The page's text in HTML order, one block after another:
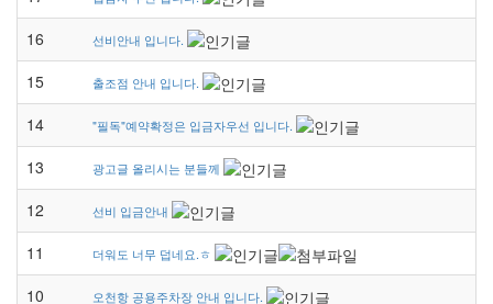
16 선비안내 입니다.
15 출조점 안내 입니다.
14 "필독"예약확정은 입금자우선 입니다.
13 광고글 올리시는 분들께
12 선비 입금안내
11 더워도 너무 덥네요.ㅎ
10 오천항 공용주차장 안내 입니다.